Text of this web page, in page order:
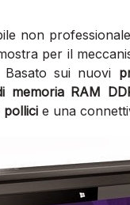
non
per il
sui nuovi
RAM
pollici e una